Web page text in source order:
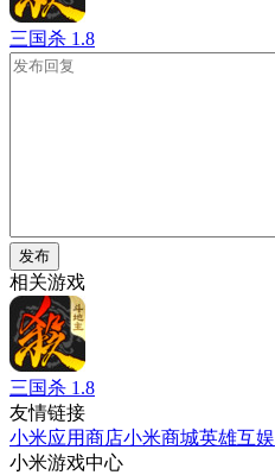
三国杀 1.8
发布
相关游戏
三国杀 1.8
友情链接
小米应用商店小米商城英雄互娱
小米游戏中心